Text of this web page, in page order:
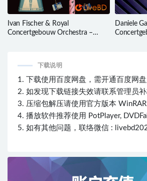
Ivan Fischer & Royal
Concertgebouw Orchestra –
Daniele
下载说明
1. 下载使用百度网盘，需开通百度网
2. 如发现下载链接失效请联系管理员
3. 压缩包解压请使用官方版本 WinRAR
4. 播放软件推荐使用 PotPlayer,
5. 如有其他问题，联络微信 :